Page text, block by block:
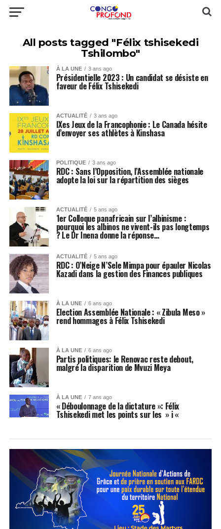
All posts tagged "Félix tshisekedi
Tshilombo"
À LA UNE 3 ans ago
Présidentielle 2023 : Un candidat se désiste en
faveur de Félix Tshisekedi
ACTUALITÉ 3 ans ago
IXes Jeux de la Francophonie : Le Canada hésite
d’envoyer ses athlètes à Kinshasa
POLITIQUE 3 ans ago
RDC : Sans l’Opposition, l’Assemblée nationale
adopte la loi sur la répartition des sièges
ACTUALITÉ 5 ans ago
1er Colloque panafricain sur l’albinisme :
pourquoi les albinos ne vivent-ils pas longtemps
? Le Dr Inena donne la réponse…
ACTUALITÉ 5 ans ago
RDC : O’Neige N’Sele Mimpa pour épauler Nicolas
Kazadi dans la gestion des Finances publiques
À LA UNE 6 ans ago
Election Assemblée Nationale : « Zibula Meso »
rend hommages à Félix Tshisekedi
À LA UNE 6 ans ago
Partis politiques: le Renovac reste debout,
malgré la disparition de Mvuzi Meya
À LA UNE 7 ans ago
« Déboulonnage de la dictature »: Félix
Tshisekedi met les points sur les » i «